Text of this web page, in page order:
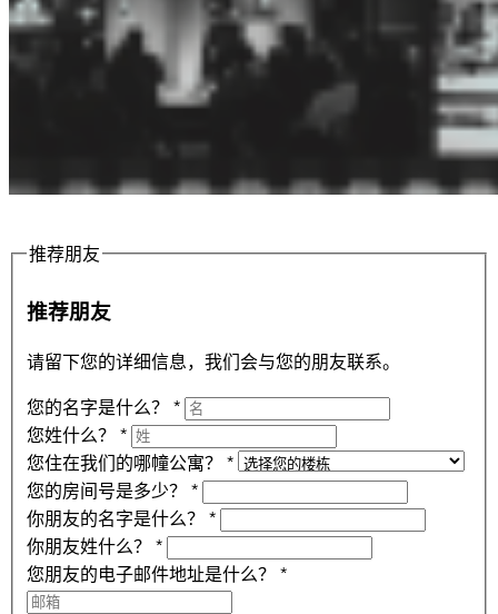
推荐朋友
推荐朋友
请留下您的详细信息，我们会与您的朋友联系。
您的名字是什么？ *
您姓什么？ *
您住在我们的哪幢公寓？ *
您的房间号是多少？ *
你朋友的名字是什么？ *
你朋友姓什么？ *
您朋友的电子邮件地址是什么？ *